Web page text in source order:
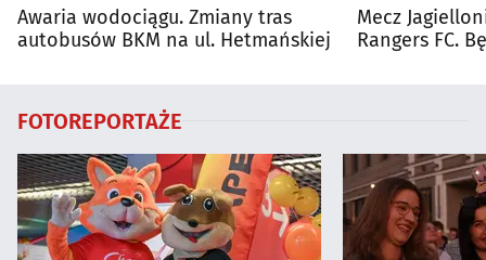
Awaria wodociągu. Zmiany tras
autobusów BKM na ul. Hetmańskiej
Mecz
Rangers FC.
FOTOREPORTAŻE